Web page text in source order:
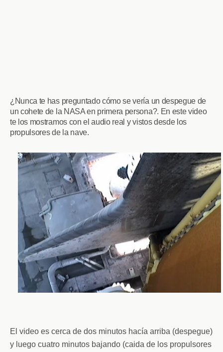
¿Nunca te has preguntado cómo se vería un despegue de
un cohete de la NASA en primera persona?. En este video
te los mostramos con el audio real y vistos desde los
propulsores de la nave.
El video es cerca de dos minutos hacía arriba (despegue)
y luego cuatro minutos bajando (caida de los propulsores